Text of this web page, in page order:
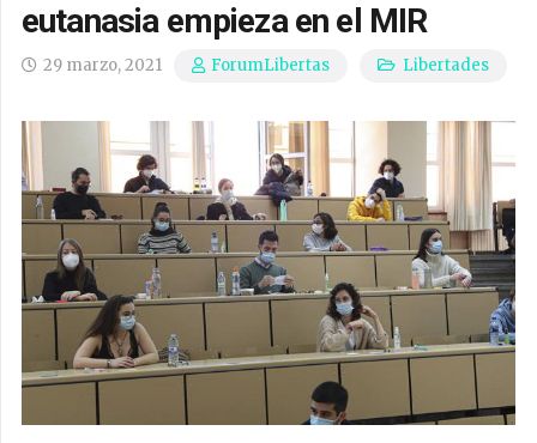
eutanasia empieza en el MIR
29 marzo, 2021 ForumLibertas Libertades